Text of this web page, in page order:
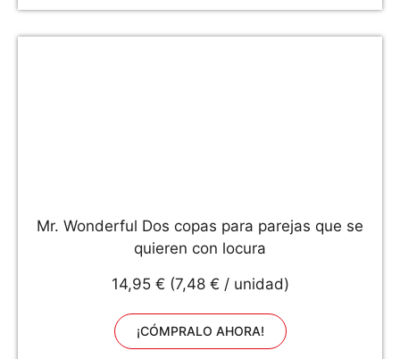
Mr. Wonderful Dos copas para parejas que se
quieren con locura
14,95 € (7,48 € / unidad)
¡CÓMPRALO AHORA!